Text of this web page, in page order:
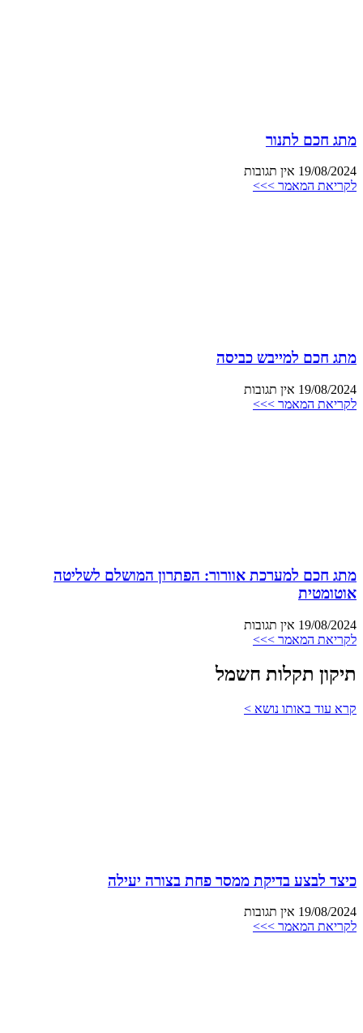
מתג חכם לתנור
19/08/2024 אין תגובות
לקריאת המאמר >>>
מתג חכם למייבש כביסה
19/08/2024 אין תגובות
לקריאת המאמר >>>
מתג חכם למערכת אוורור: הפתרון המושלם לשליטה
אוטומטית
19/08/2024 אין תגובות
לקריאת המאמר >>>
תיקון תקלות חשמל
קרא עוד באותו נושא >
כיצד לבצע בדיקת ממסר פחת בצורה יעילה
19/08/2024 אין תגובות
לקריאת המאמר >>>